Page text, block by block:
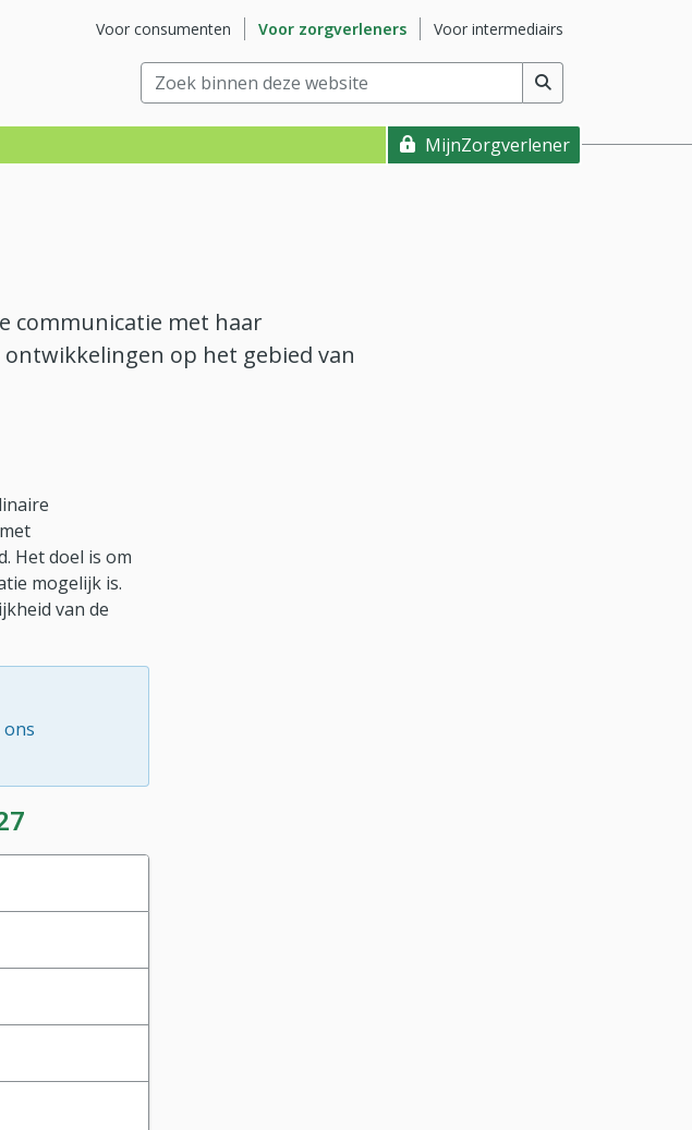
Ga naar subsite
Voor consumenten Ga naar subsite
Voor zorgverleners Ga naar subsite
Voor intermediairs
Zoek binnen deze website(min. 2 tekens)
MijnZorgverlener
communicatie met haar
op het gebied van
Het doel is om
mogelijk is.
van de